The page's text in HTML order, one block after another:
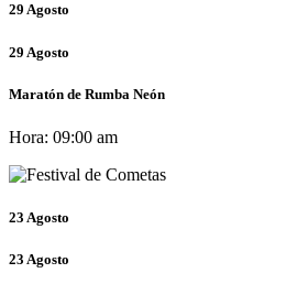
29 Agosto
29 Agosto
Maratón de Rumba Neón
Hora: 09:00 am
23 Agosto
23 Agosto